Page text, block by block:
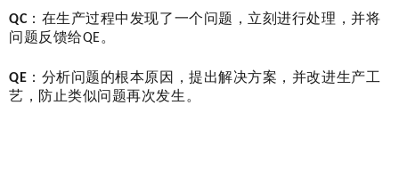
QC：在生产过程中发现了一个问题，立刻进行处理，并将
问题反馈给QE。
QE ：分析问题的根本原因，提出解决方案，并改进生产工
艺，防止类似问题再次发生。